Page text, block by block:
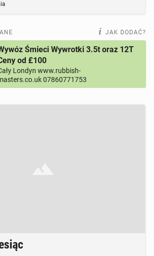
JAK DODAĆ?
Śmieci Wywrotki 3.5t oraz 12T
od £100
Londyn www.rubbish-
07860771753